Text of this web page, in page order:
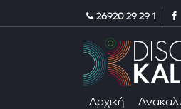
26920 29 29 1
Αρχική